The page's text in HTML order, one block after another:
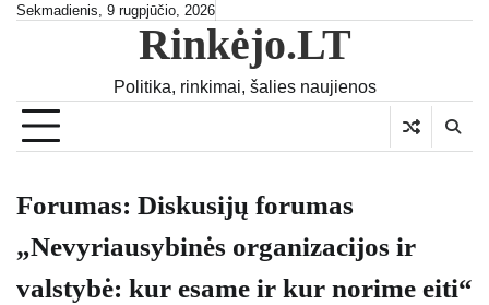
SkipSekmadienis, 9 rugpjūčio, 2026
Rinkėjo.LT
Politika, rinkimai, šalies naujienos
Forumas: Diskusijų forumas
„Nevyriausybinės organizacijos ir
valstybė: kur esame ir kur norime eiti“